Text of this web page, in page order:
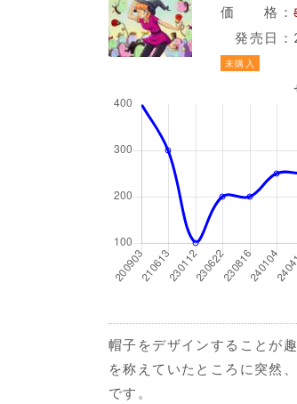
価 格：
発売日
未購入
帽子をデザインすることが
を称えていたところに突然
です。